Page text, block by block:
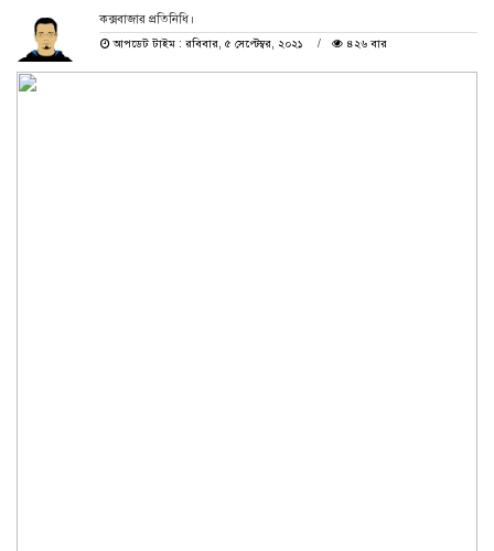
কক্সবাজার প্রতিনিধি।
আপডেট টাইম : রবিবার, ৫ সেপ্টেম্বর, ২০২১
৪২৬ বার